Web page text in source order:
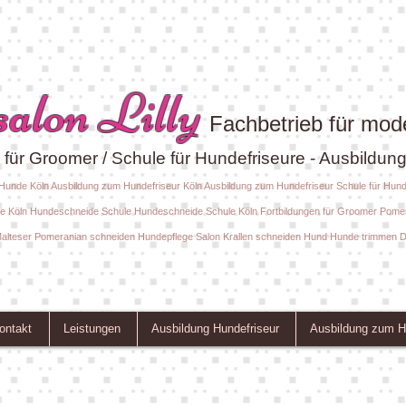
Lilly Fachbetrieb für
Groomer / Schule für Hundefriseure -
Köln Ausbildung zum Hundefriseur Köln Ausbildung zum Hundefriseur Schule für
Köln Hundeschneide Schule Hundeschneide Schule Köln Fortbildungen für Groomer
Pomeranian schneiden Hundepflege Salon Krallen schneiden Hund Hunde
Leistungen Ausbildung Hundefriseur Ausbildung zum